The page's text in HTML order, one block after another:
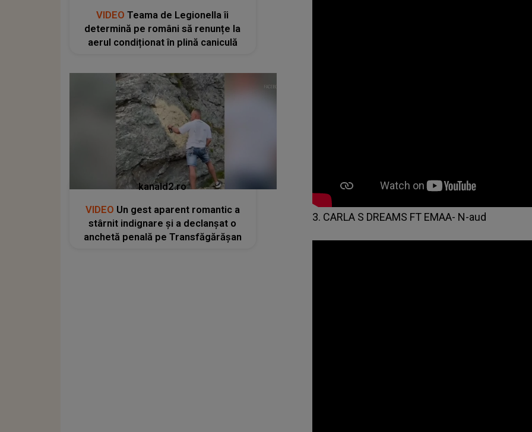
3. CARLA S DREAMS FT EMAA- N-aud
VIDEO Teama de Legionella îi
determină pe români să renunțe la
aerul condiționat în plină caniculă
kanald2.ro
VIDEO Un gest aparent romantic a
stârnit indignare și a declanșat o
anchetă penală pe Transfăgărășan